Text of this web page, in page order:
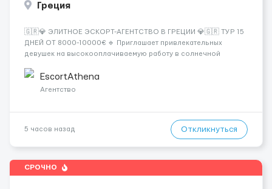
Греция
🇬🇷💎 ЭЛИТНОЕ ЭСКОРТ-АГЕНТСТВО В ГРЕЦИИ 💎🇬🇷 ТУР 15
ДНЕЙ ОТ 8000-10000€ 🔹 Приглашает привлекательных
девушек на высокооплачиваемую работу в солнечной
хорошие деньги 💶 — это предложение для тебя! 🔹
Требования: ✔️ Возраст от ...
EscortAthena
Агентство
5 часов назад Откликнуться
СРОЧНО